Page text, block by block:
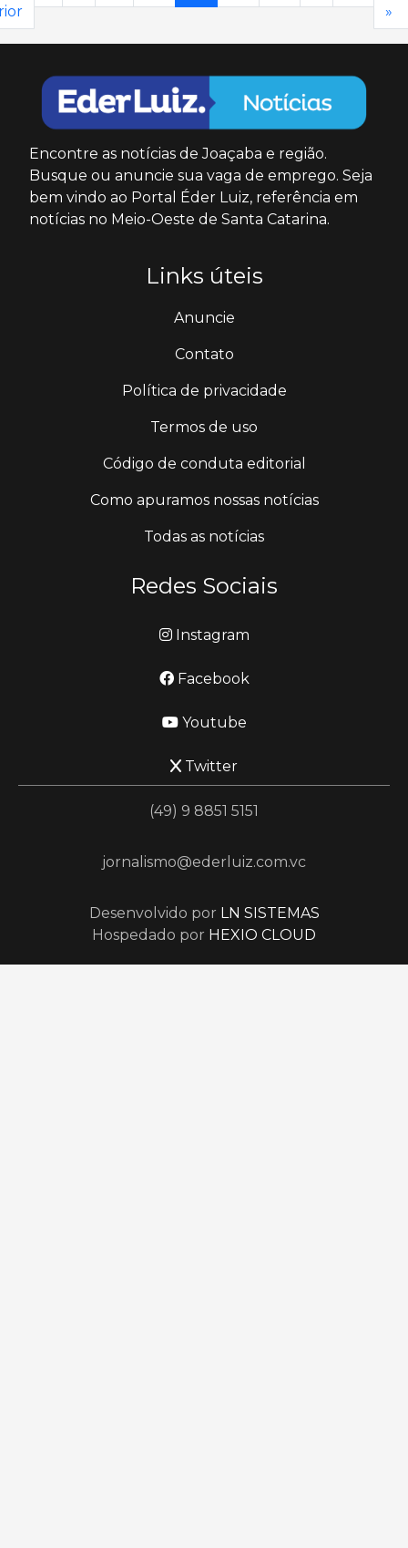
»
Encontre as notícias de Joaçaba e região.
Busque ou anuncie sua vaga de emprego. Seja
bem vindo ao Portal Éder Luiz, referência em
notícias no Meio-Oeste de Santa Catarina.
Links úteis
Anuncie
Contato
Política de privacidade
Termos de uso
Código de conduta editorial
Como apuramos nossas notícias
Todas as notícias
Redes Sociais
Instagram
Facebook
Youtube
Twitter
(49) 9 8851 5151
jornalismo@ederluiz.com.vc
Desenvolvido por LN SISTEMAS
Hospedado por HEXIO CLOUD